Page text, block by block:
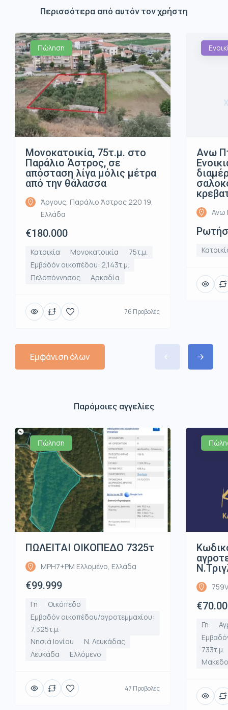
Περισσότερα από αυτόν τον χρήστη
Πώληση
Μονοκατοικία, 75τ.μ. στο
Παράλιο Άστρος, σε
απόσταση λίγα μόλις μέτρα
από την θάλασσα
Άργους, Παράλιο Άστρος 220 19,
Ελλάδα
€180.000
Κατοικία Μονοκατοικία
75τ.μ.
Εμβαδόν οικοπέδου: 2,143τ.μ.
Πελοπόννησος
Αρκαδία
76 Προβολές
Ανω
Ανω
Εμφάνιση όλων
Παρόμοιες αγγελίες
Πώληση
ΠΩΛΕΙΤΑΙ ΟΙΚΟΠΕΔΟ 7325τ
MPH7+PM Ελλομένο, Ελλάδα
€99.999
Γη
Οικόπεδο
Εμβαδόν οικοπέδου/αγροτεμμαχίου:
7,325τ.μ.
Νησιά Ιονίου
Ν. Λευκάδας
Λευκάδα
Ελλόμενο
47 Προβολές
Γη
733τ.μ.